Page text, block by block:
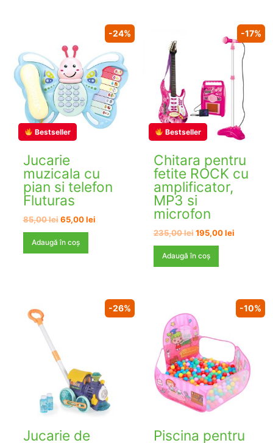
-24%
Bestseller
Jucarie
muzicala cu
pian si telefon
Fluturas
85,00lei Prețul
a
65,00leiPrețul
Adaugă în coș
-17%
Bestseller
Chitara pentru
fetite ROCK cu
amplificator,
MP3 si
microfon
235,00lei Prețul
a
fost:
195,00leiPrețul
Adaugă în coș
-26%
Jucarie de
-10%
Piscina pentru